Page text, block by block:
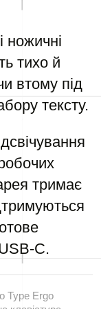
ножичні
тихо й
втому під
тексту.
тримає
C.
Type Ergo